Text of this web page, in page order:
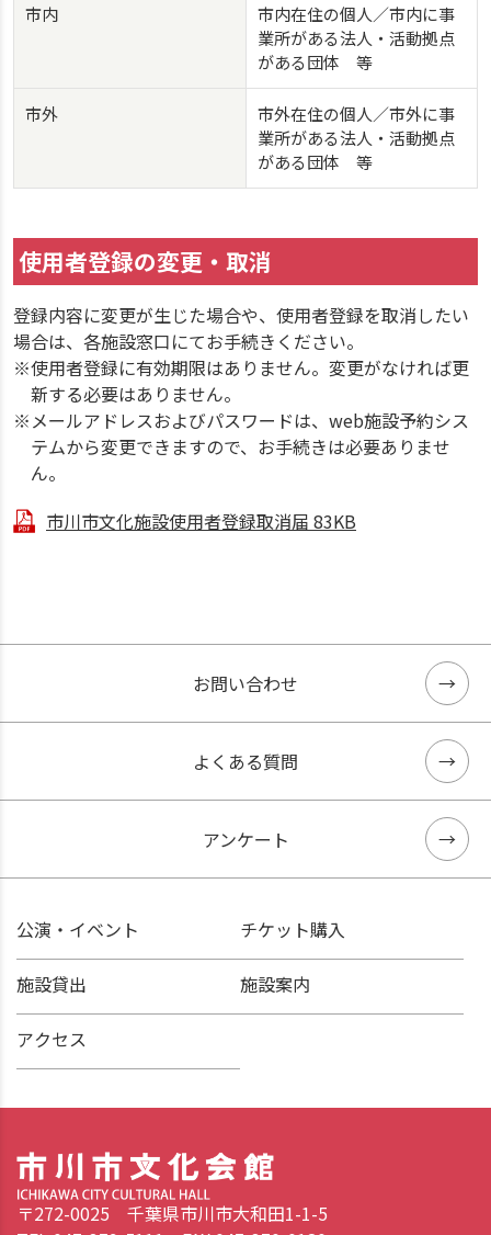
市内
市内在住の個人／市内に事
業所がある法人・活動拠点
がある団体 等
市外
市外在住の個人／市外に事
業所がある法人・活動拠点
がある団体 等
使用者登録の変更・取消
登録内容に変更が生じた場合や、使用者登録を取消したい
場合は、各施設窓口にてお手続きください。
※使用者登録に有効期限はありません。変更がなければ更
新する必要はありません。
※メールアドレスおよびパスワードは、web施設予約シス
テムから変更できますので、お手続きは必要ありませ
ん。
市川市文化施設使用者登録取消届 83KB
お問い合わせ
よくある質問
アンケート
公演・イベント チケット購入
施設貸出 施設案内
アクセス
〒272-0025 千葉県市川市大和田1-1-5